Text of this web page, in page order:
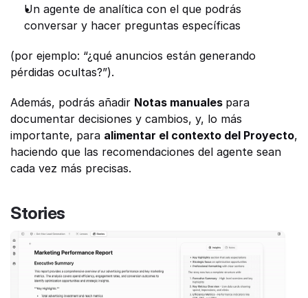
Un agente de analítica con el que podrás
conversar y hacer preguntas específicas
(por ejemplo: “¿qué anuncios están generando
pérdidas ocultas?”).
Además, podrás añadir Notas manuales para
documentar decisiones y cambios, y, lo más
importante, para alimentar el contexto del Proyecto,
haciendo que las recomendaciones del agente sean
cada vez más precisas.
Stories